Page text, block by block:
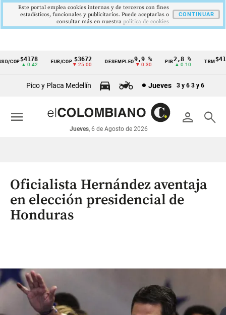
Cintillo
económicos
Colombia
$4178
▲ 0.42
EUR/COP $3672
▼ 25.00
DESEMPLEO9,9 %
▼ 0.30
2,8 %
▲ 0.10
TRM
Pico y Placa Medellín Jueves 3 y 6 3 y 6
person search
Jueves, 6 de Agosto de 2026
menu
Oficialista Hernández aventaja
en elección presidencial de
Honduras
Este portal emplea cookies internas y de terceros con fines
estadísticos, funcionales y publicitarios. Puede aceptarlas o
consultar más en nuestra politica de cookies
CONTINUAR